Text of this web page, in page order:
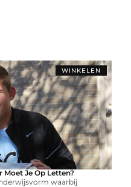
WINKELEN
Je Op Letten?
waarbij